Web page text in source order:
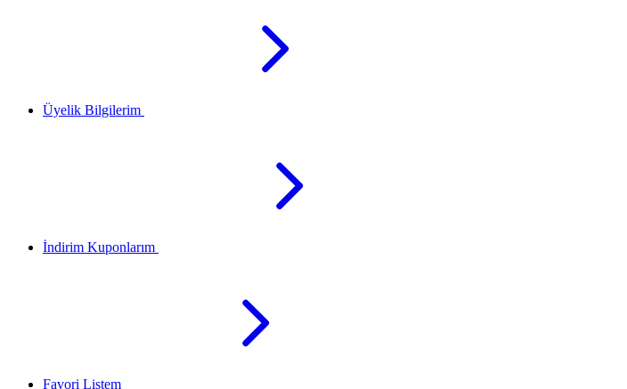
Üyelik Bilgilerim
İndirim Kuponlarım
Favori Listem